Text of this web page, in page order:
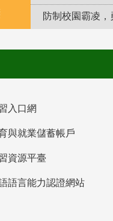
入口網
與就業儲蓄帳戶
資源平臺
語言能力認證網站